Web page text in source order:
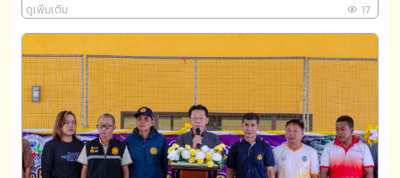
ดูเพิ่มเติม 17